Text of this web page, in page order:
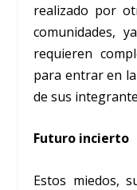
realizado por
comunidades,
requieren
para entrar en
de sus
Futuro incierto
Estos miedos,